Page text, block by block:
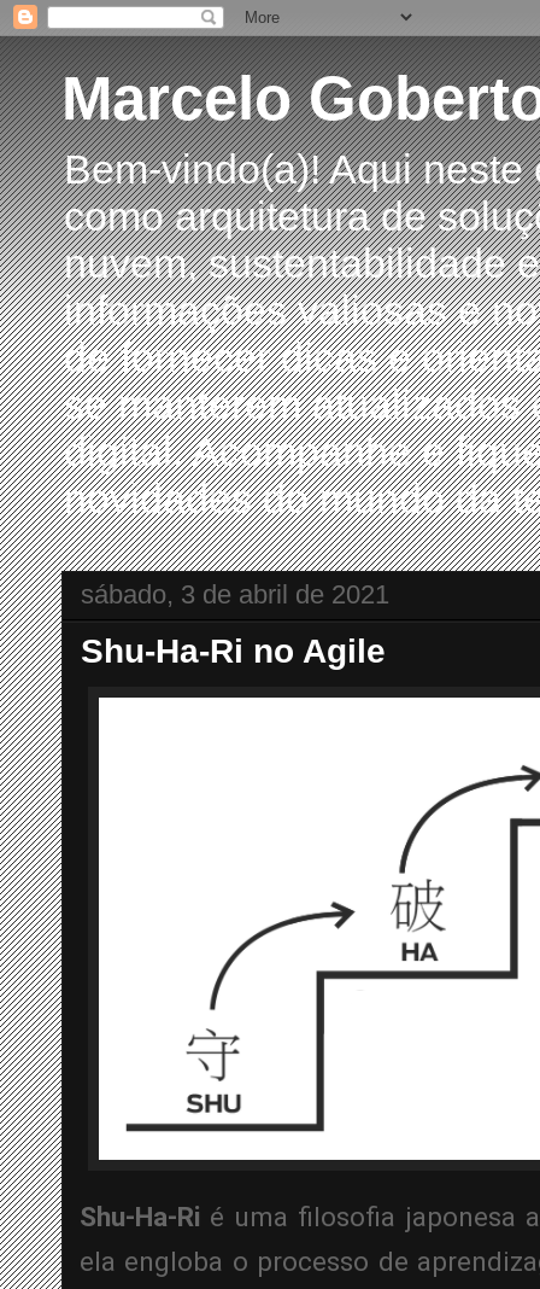
Marcelo
Bem-vindo(a)! Aqui
como arquitetura de
nuvem, sustentabilidade
informações valiosas e
de fornecer dicas e
se manterem atualizados
digital. Acompanhe e
novidades do mundo da
sábado, 3 de abril de 2021
Shu-Ha-Ri no Agile
Shu-Ha-Ri é uma filosofia japonesa
ela engloba o processo de